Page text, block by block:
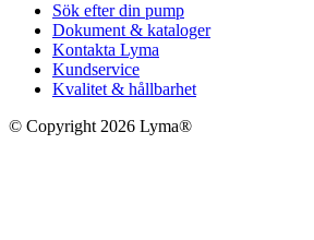
Sök efter din pump
Dokument & kataloger
Kontakta Lyma
Kundservice
Kvalitet & hållbarhet
© Copyright 2026 Lyma®